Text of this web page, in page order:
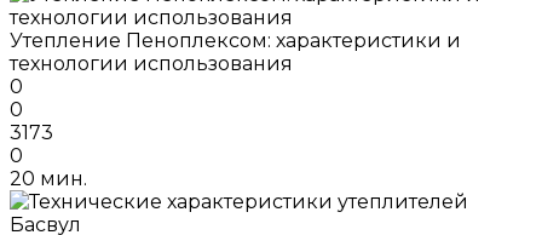
Утепление Пеноплексом: характеристики и
технологии использования
0
0
3173
0
20 мин.